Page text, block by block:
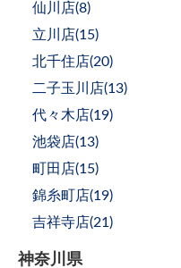
仙川店(8)
立川店(15)
北千住店(20)
二子玉川店(13)
代々木店(19)
池袋店(13)
町田店(15)
錦糸町店(19)
吉祥寺店(21 )
神奈川県